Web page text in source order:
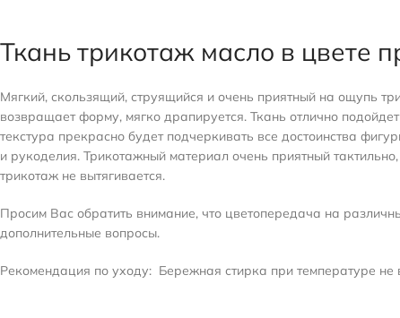
Ткань трикотаж масло в цвете
Мягкий, скользящий, струящийся и очень приятный на ощупь
возвращает форму, мягко драпируется. Ткань отлично
текстура прекрасно будет подчеркивать все достоинства
и рукоделия. Трикотажный материал очень приятный
трикотаж не вытягивается.
Просим Вас обратить внимание, что цветопередача на
дополнительные вопросы.
Рекомендация по уходу: Бережная стирка при температуре